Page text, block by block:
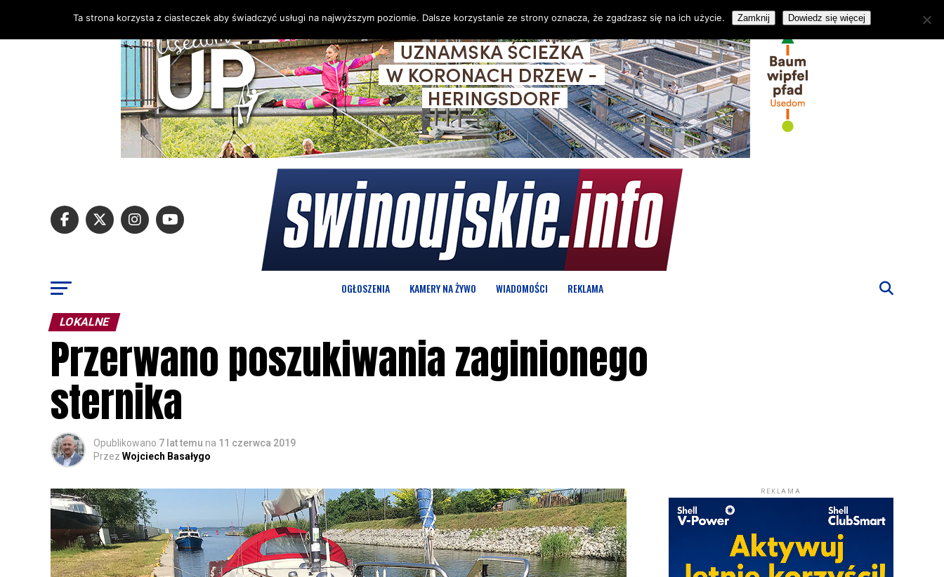
OGŁOSZENIA KAMERY NA ŻYWO WIADOMOŚCI REKLAMA
LOKALNE
Przerwano poszukiwania zaginionego
sternika
Opublikowano 7 lat temu na 11 czerwca 2019
Przez Wojciech Basałygo
REKLAMA
Ta strona korzysta z ciasteczek aby świadczyć usługi na najwyższym poziomie. Dalsze korzystanie ze strony oznacza, że zgadzasz się na ich użycie. Zamknij Dowiedz się więcej